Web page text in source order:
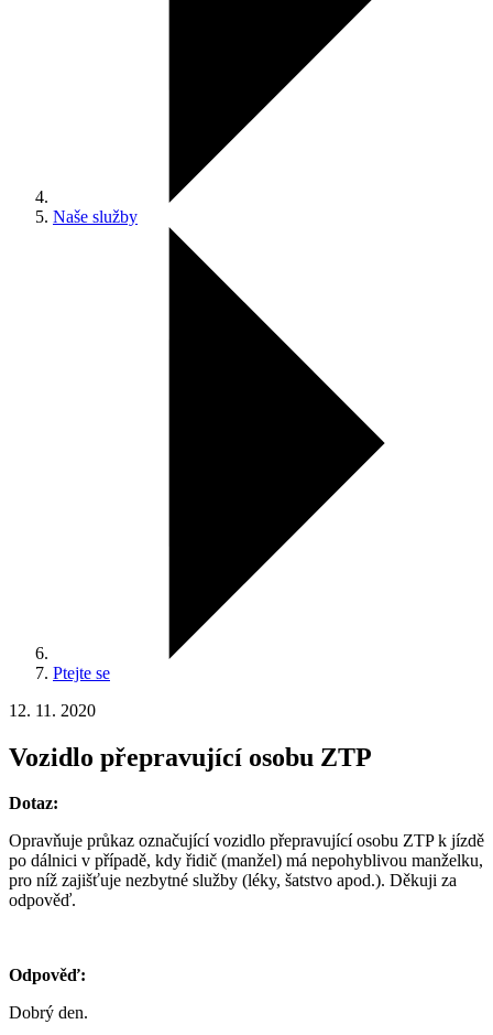
Naše služby
Ptejte se
12. 11. 2020
Vozidlo přepravující osobu ZTP
Dotaz:
Opravňuje průkaz označující vozidlo přepravující osobu ZTP k jízdě
po dálnici v případě, kdy řidič (manžel) má nepohyblivou manželku,
pro níž zajišťuje nezbytné služby (léky, šatstvo apod.). Děkuji za
odpověď.
Odpověď:
Dobrý den.